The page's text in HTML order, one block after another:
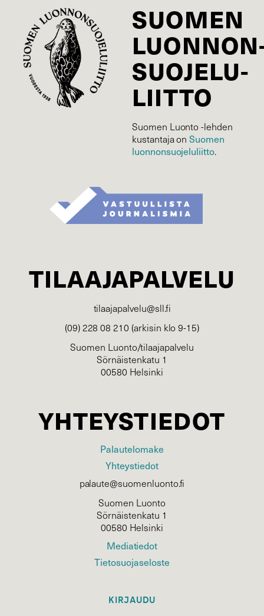
SUOMEN
SUOJELU­
LIITTO
Suomen Luonto -lehden
kustantaja onSuomen
luonnonsuojelu­liitto.
TILAAJAPALVELU
tilaajapalvelu@sll.fi
(09) 228 08 210 (arkisin klo 9-15)
Suomen Luonto/tilaajapalvelu
Sörnäistenkatu 1
00580 Helsinki
YHTEYSTIEDOT
Palautelomake
Yhteystiedot
palaute@suomenluonto.fi
Suomen Luonto
Sörnäistenkatu 1
00580 Helsinki
Mediatiedot
Tietosuojaseloste
KIRJAUDU